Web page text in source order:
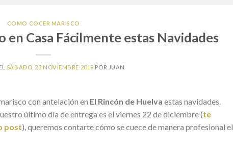
COMO COCER MARISCO
en Casa Fácilmente estas Navidades
SÁBADO, 23 NOVIEMBRE 2019 POR JUAN
con antelación en El Rincón de Huelva estas navidades.
último día de entrega es el viernes 22 de diciembre (te
post), queremos contarte cómo se cuece de manera profesional el